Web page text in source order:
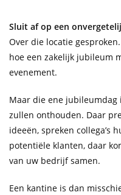
Sluit af op een
Over die locatie
hoe een zakelijk jubileum
evenement.
Maar die ene jubileumdag
zullen onthouden. Daar
ideeën, spreken collega’s
potentiële klanten, daar
van uw bedrijf samen.
Een kantine is dan